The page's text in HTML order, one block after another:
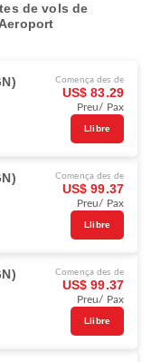
de vols de
Comença des de
US$ 83.29
Preu/ Pax
Llibre
Comença des de
US$ 99.37
Preu/ Pax
Llibre
Comença des de
US$ 99.37
Preu/ Pax
Llibre